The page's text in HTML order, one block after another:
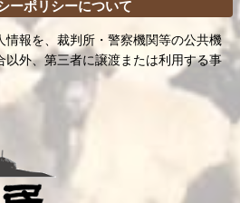
ーポリシーについて
情報を、裁判所・警察機関等の公共機
以外、第三者に譲渡または利用する事